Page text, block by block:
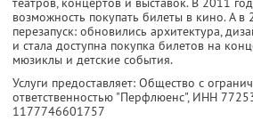
возможность покупать билеты в кино. А
перезапуск: обновились архитектура,
и стала доступна покупка билетов на
мюзиклы и детские события.
Услуги предоставляет: Общество с
ответственностью "Перфлюенс", ИНН
1177746601757